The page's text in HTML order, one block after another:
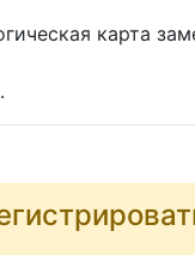
карта